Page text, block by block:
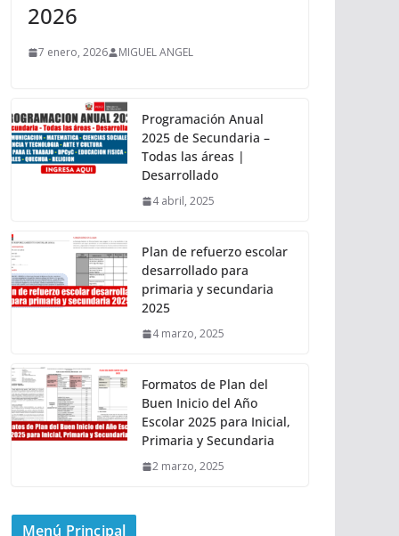
2026
7 enero, 2026 MIGUEL ANGEL
Programación Anual
2025 de Secundaria –
Todas las áreas |
Desarrollado
4 abril, 2025
Plan de refuerzo escolar
desarrollado para
primaria y secundaria
2025
4 marzo, 2025
Formatos de Plan del
Buen Inicio del Año
Escolar 2025 para Inicial,
Primaria y Secundaria
2 marzo, 2025
Menú Principal